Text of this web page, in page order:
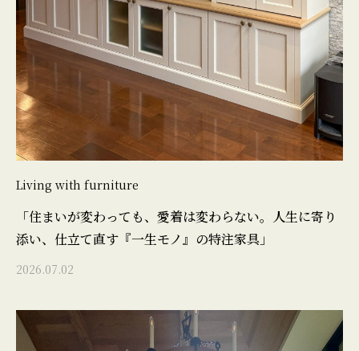
Living with furniture
「住まいが変わっても、愛着は変わらない。人生に寄り
添い、仕立て直す『一生モノ』の特注家具」
2026.07.02